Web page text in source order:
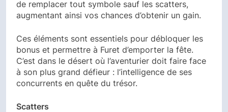
de remplacer tout symbole sauf les scatters,
augmentant ainsi vos chances d’obtenir un gain.
Ces éléments sont essentiels pour débloquer les
bonus et permettre à Furet d’emporter la fête.
C’est dans le désert où l’aventurier doit faire face
à son plus grand défieur : l’intelligence de ses
concurrents en quête du trésor.
Scatters